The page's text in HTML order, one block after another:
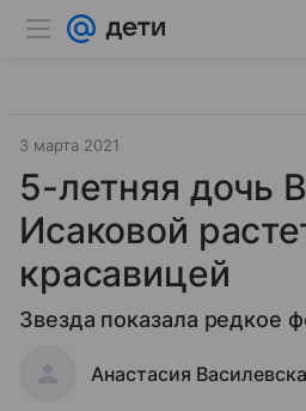
3 марта 2021
5-летняя дочь
Исаковой
красавицей
Звезда показала редкое
Анастасия